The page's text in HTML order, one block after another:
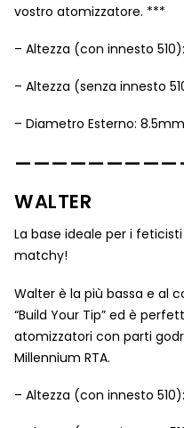
vostro atomizzatore. ***
– Altezza (con innesto
– Altezza (senza innesto
– Diametro Esterno: 8.5mm
WALTER
La base ideale per i
matchy!
Walter è la più bassa e al
“Build Your Tip” ed è
atomizzatori con parti
Millennium RTA.
– Altezza (con innesto